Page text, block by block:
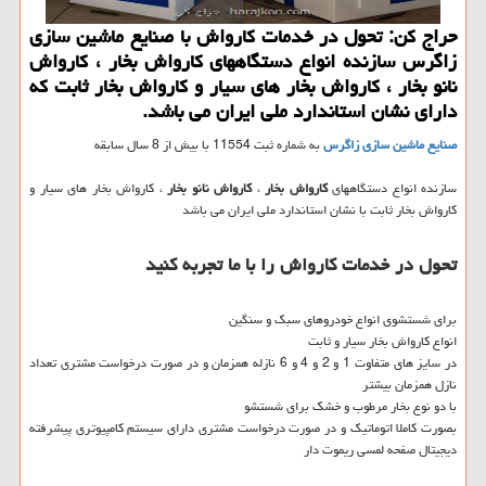
حراج كن: تحول در خدمات كارواش با صنایع ماشین سازی
زاگرس سازنده انواع دستگاههای كارواش بخار ، كارواش
نانو بخار ، كارواش بخار های سیار و كارواش بخار ثابت كه
دارای نشان استاندارد ملی ایران می باشد.
صنایع ماشین سازی زاگرسبه شماره ثبت 11554 با بیش از 8 سال سابقه
سازنده انواع دستگاههایکارواش بخار،کارواش نانو بخار، کارواش بخار های سیار و
کارواش بخار ثابت با نشان استاندارد ملی ایران می باشد
تحول در خدمات کارواش را با ما تجربه کنید
برای شستشوی انواع خودروهای سبک و سنگین
انواع کارواش بخار سیار و ثابت
در سایز های متفاوت 1 و 2 و 4 و 6 نازله همزمان و در صورت درخواست مشتری تعداد
نازل همزمان بیشتر
با دو نوع بخار مرطوب و خشک برای شستشو
بصورت کاملا اتوماتیک و در صورت درخواست مشتری دارای سیستم کامپیوتری پیشرفته
دیجیتال صفحه لمسی ریموت دار